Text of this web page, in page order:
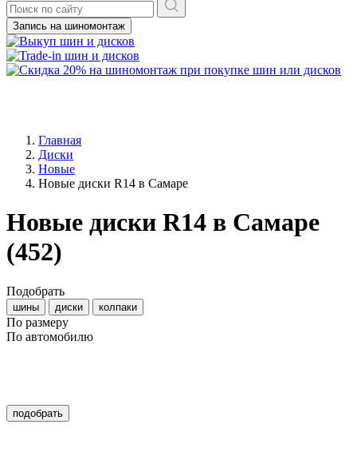
Запись на шиномонтаж
Главная
Диски
Новые
Новые диски R14 в Самаре
Новые диски R14 в Самаре
(452)
Подобрать
шины диски колпаки
По размеру
По автомобилю
подобрать